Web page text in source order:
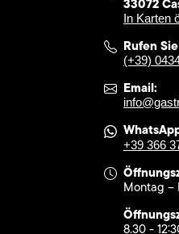
In Karten
Rufen
(+39)
Email:
+39 366
Montag –
8.30 -